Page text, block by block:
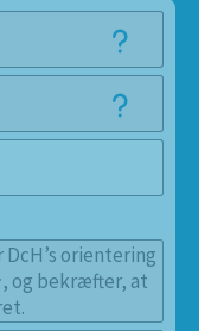
orientering
, og bekræfter, at